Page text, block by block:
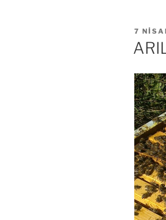
YAYIM
TARIHI
7